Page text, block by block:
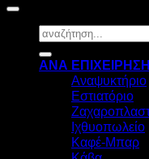
Αναζήτηση
για:
ΑΝΑ ΕΠΙΧΕΙΡΗΣΗ
Αναψυκτήριο
Εστιατόριο
Ιχθυοπωλείο
Καφέ-Μπαρ